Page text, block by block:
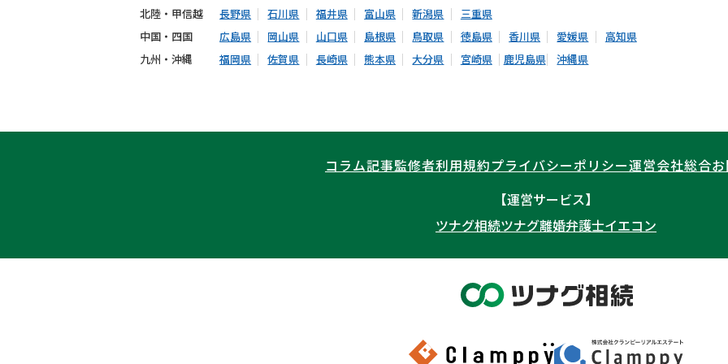
北陸・甲信越 長野県 石川県 福井県 富山県 新潟県
三重県
中国・四国
広島県 岡山県 山口県 島根県 鳥取県 徳島県 香川県 愛媛県
高知県
九州・沖縄
福岡県 佐賀県 長崎県 熊本県 大分県 宮崎県 鹿児島県 沖縄県
コラム記事監修者利用規約プライバシーポリシー運営会社総合
【運営サービス】
ツナグ相続ツナグ離婚弁護士イエコン